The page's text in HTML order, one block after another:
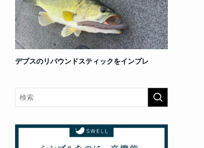
デプスのリバウンドスティックをインプレ